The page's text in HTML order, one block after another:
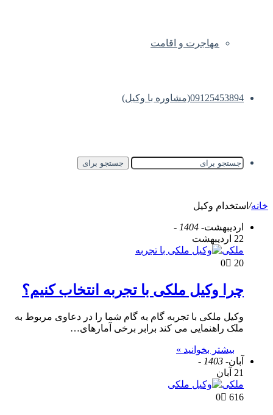
مهاجرت و اقامت
09125453894(مشاوره با وکیل)
جستجو برای
خانه/ استخدام وکیل
اردیبهشت- 1404 -
22 اردیبهشت
ملکی
0
20
چرا وکیل ملکی با تجربه انتخاب کنیم؟
وکیل ملکی با تجربه گام به گام شما را در دعاوی مربوط به
ملک راهنمایی می کند برابر برخی آمارهای…
بیشتر بخوانید »
آبان- 1403 -
21 آبان
ملکی
0
616